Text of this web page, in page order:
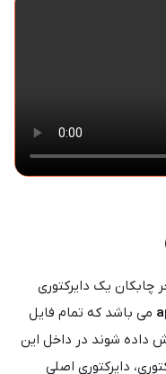
یک دایرکتوری
می باشد که تمام فایل
داده شوند در داخل این
دایرکتوری اصلی